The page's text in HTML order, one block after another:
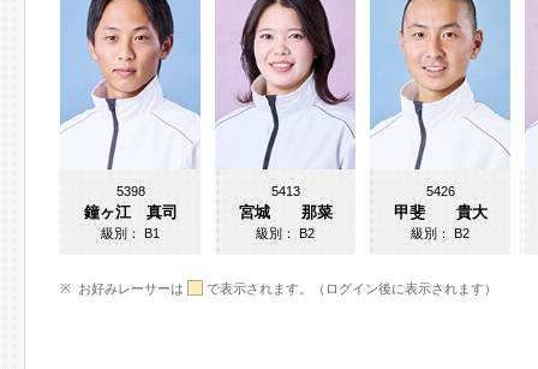
5398
鐘ヶ江 真司
級別：B1
5413
宮城 那菜
級別：B2
5426
甲斐 貴大
級別：B2
お好みレーサーは で表示されます。（ログイン後に表示されます）